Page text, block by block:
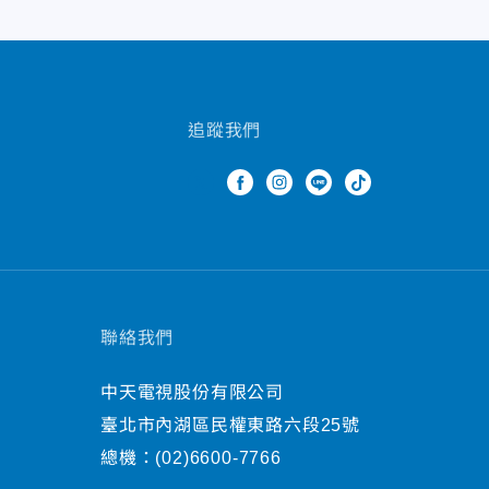
追蹤我們
聯絡我們
中天電視股份有限公司
臺北市內湖區民權東路六段25號
總機： (02)6600-7766